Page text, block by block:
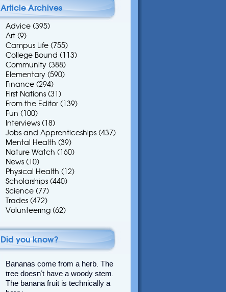
Article Archives
Advice (395)
Art (9)
Campus Life (755)
College Bound (113)
Community (388)
Elementary (590)
Finance (294)
First Nations (31)
From the Editor (139)
Fun (100)
Interviews (18)
Jobs and Apprenticeships (437)
Mental Health (39)
Nature Watch (160)
News (10)
Physical Health (12)
Scholarships (440)
Science (77)
Trades (472)
Volunteering (62)
Did you know?
Bananas come from a herb. The
tree doesn’t have a woody stem.
The banana fruit is technically a